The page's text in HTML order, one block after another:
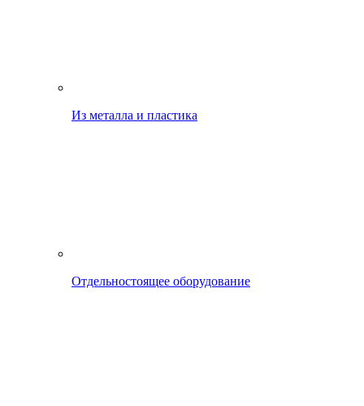
Из металла и пластика
Отдельностоящее оборудование